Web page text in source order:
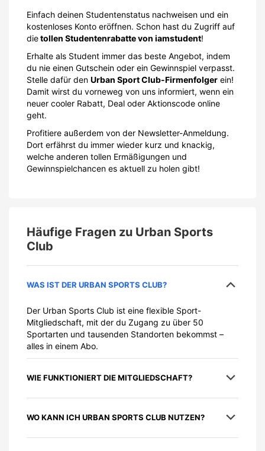
Einfach deinen Studentenstatus nachweisen und ein
kostenloses Konto eröffnen. Schon hast du Zugriff auf
dietollen Studentenrabatte von iamstudent!
Erhalte als Student immer das beste Angebot, indem
du nie einen Gutschein oder ein Gewinnspiel verpasst.
Stelle dafür den Urban Sport Club-Firmenfolger ein!
Damit wirst du vorneweg von uns informiert, wenn ein
neuer cooler Rabatt, Deal oder Aktionscode online
geht.
Profitiere außerdem von der Newsletter-Anmeldung.
Dort erfährst du immer wieder kurz und knackig,
welche anderen tollen Ermäßigungen und
Gewinnspielchancen es aktuell zu holen gibt!
Häufige Fragen zu Urban Sports
Club
WAS IST DER URBAN SPORTS CLUB?
Der Urban Sports Club ist eine flexible Sport-
Mitgliedschaft, mit der du Zugang zu über 50
Sportarten und tausenden Standorten bekommst –
alles in einem Abo.
WIE FUNKTIONIERT DIE MITGLIEDSCHAFT?
WO KANN ICH URBAN SPORTS CLUB NUTZEN?